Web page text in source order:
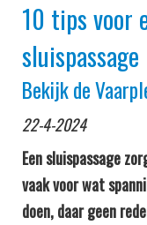
10 tips voor
sluispassage
Bekijk de
22-4-2024
Een sluispassage
vaak voor wat
doen, daar geen